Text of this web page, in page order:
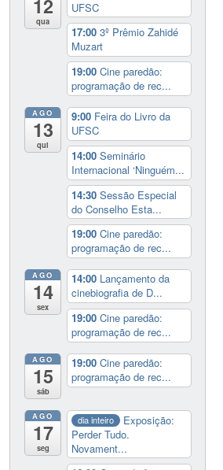
12
qua
UFSC
17:003º Prêmio Zahidé
Muzart
19:00Cine paredão:
programação de rec...
AGO
13
qui
9:00 Feira do Livro da
UFSC
14:00Seminário
Internacional ‘Ninguém...
14:30Sessão Especial
do Conselho Esta...
19:00Cine paredão:
programação de rec...
AGO
14
sex
14:00 Lançamento da
cinebiografia de D...
19:00Cine paredão:
programação de rec...
AGO
15
sáb
19:00Cine paredão:
programação de rec...
AGO
17
seg
dia inteiro
Exposição:
Perder Tudo.
Novament...